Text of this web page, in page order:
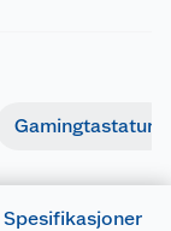
Gamingtastatur
Spesifikasjoner